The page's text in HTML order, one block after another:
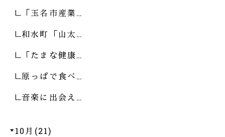
「玉名市産業…
和水町「山太…
「たまな健康…
原っぱで食べ…
音楽に出会え…
10月(21)